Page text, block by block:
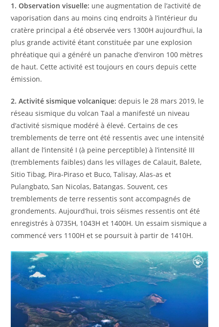
1. Observation visuelle: une augmentation de l’activité de
vaporisation dans au moins cinq endroits à l’intérieur du
cratère principal a été observée vers 1300H aujourd’hui, la
plus grande activité étant constituée par une explosion
phréatique qui a généré un panache d’environ 100 mètres
de haut. Cette activité est toujours en cours depuis cette
émission.
2. Activité sismique volcanique: depuis le 28 mars 2019, le
réseau sismique du volcan Taal a manifesté un niveau
d’activité sismique modéré à élevé. Certains de ces
tremblements de terre ont été ressentis avec une intensité
allant de l’intensité I (à peine perceptible) à l’intensité III
(tremblements faibles) dans les villages de Calauit, Balete,
Sitio Tibag, Pira-Piraso et Buco, Talisay, Alas-as et
Pulangbato, San Nicolas, Batangas. Souvent, ces
tremblements de terre ressentis sont accompagnés de
grondements. Aujourd’hui, trois séismes ressentis ont été
enregistrés à 0735H, 1043H et 1400H. Un essaim sismique a
commencé vers 1100H et se poursuit à partir de 1410H.